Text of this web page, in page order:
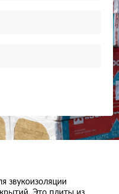
звукоизоляции